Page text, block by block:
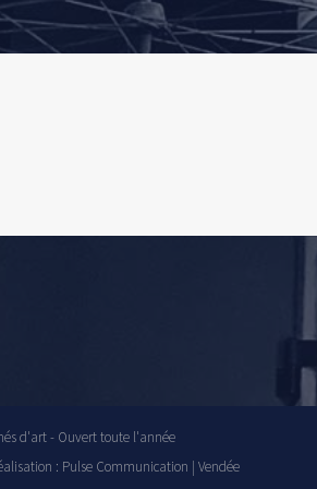
d'art - Ouvert toute l'année
: Pulse Communication | Vendée